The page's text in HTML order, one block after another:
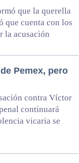
que la querella
que cuenta con los
la acusación
Pemex, pero
contra Víctor
continuará
vicaria se